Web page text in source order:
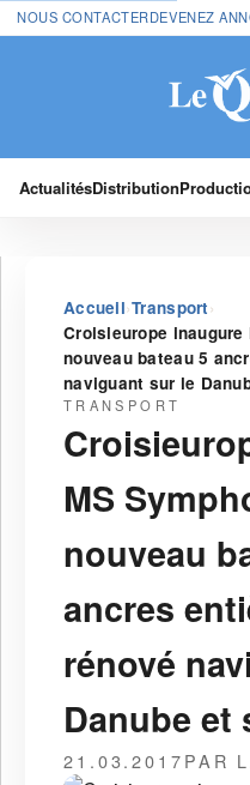
NOUS CONTACTERDEVENEZ
ActualitésDistribution
Accueil›Transport ›
Croisieurope inaugure
nouveau bateau 5
naviguant sur le
TRANSPORT
MS
nouveau
ancres
rénové
Danube et
21.03.2017PAR